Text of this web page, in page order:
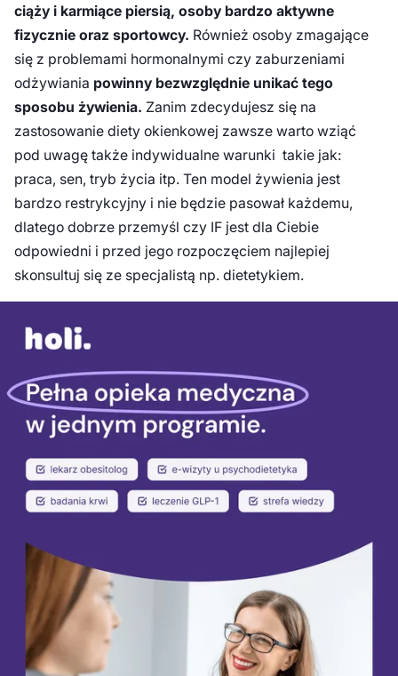
ciąży i karmiące piersią, osoby bardzo aktywne
fizycznie oraz sportowcy. Również osoby zmagające
się z problemami hormonalnymi czy zaburzeniami
odżywiania powinny bezwzględnie unikać tego
sposobu żywienia. Zanim zdecydujesz się na
zastosowanie diety okienkowej zawsze warto wziąć
pod uwagę także indywidualne warunki takie jak:
praca, sen, tryb życia itp. Ten model żywienia jest
bardzo restrykcyjny i nie będzie pasował każdemu,
dlatego dobrze przemyśl czy IF jest dla Ciebie
odpowiedni i przed jego rozpoczęciem najlepiej
skonsultuj się ze specjalistą np. dietetykiem.